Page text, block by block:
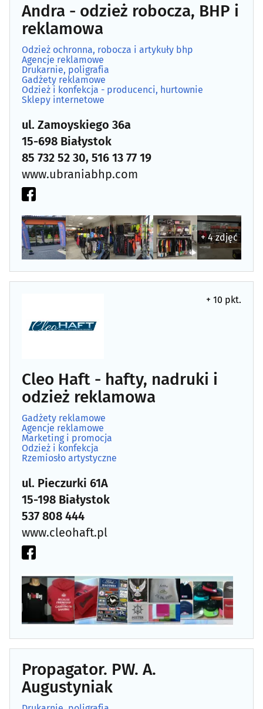
Andra - odzież robocza, BHP i
reklamowa
Odzież ochronna, robocza i artykuły bhp
Agencje reklamowe
Drukarnie, poligrafia
Gadżety reklamowe
Odzież i konfekcja - producenci, hurtownie
Sklepy internetowe
ul. Zamoyskiego 36a
15-698 Białystok
85 732 52 30, 516 13 77 19
www.ubraniabhp.com
+ 4 zdjęć
+ 10 pkt.
Cleo Haft - hafty, nadruki i
odzież reklamowa
Gadżety reklamowe
Agencje reklamowe
Marketing i promocja
Odzież i konfekcja
Rzemiosło artystyczne
ul. Pieczurki 61A
15-198 Białystok
537 808 444
www.cleohaft.pl
Propagator. PW. A.
Augustyniak